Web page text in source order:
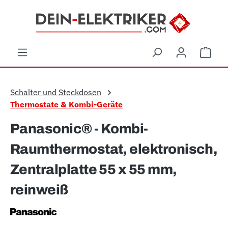
Zum Hauptinhalt springen
Schalter und Steckdosen
Thermostate & Kombi-Geräte
Panasonic® - Kombi-
Raumthermostat, elektronisch,
Zentralplatte 55 x 55 mm,
reinweiß